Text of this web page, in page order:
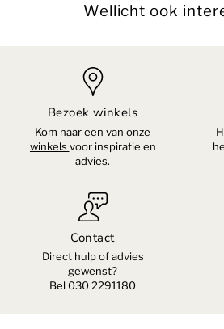
Wellicht ook
Bezoek winkels
Kom naar een van onze
winkels voor inspiratie en
advies.
Contact
Direct hulp of advies
gewenst?
Bel 030 2291180